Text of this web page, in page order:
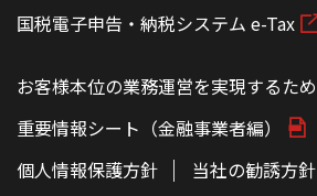
国税電子申告・納税システム e-Tax
お客様本位の業務運営を実現するた
重要情報シート（金融事業者編）
個人情報保護方針
当社の勧誘方針